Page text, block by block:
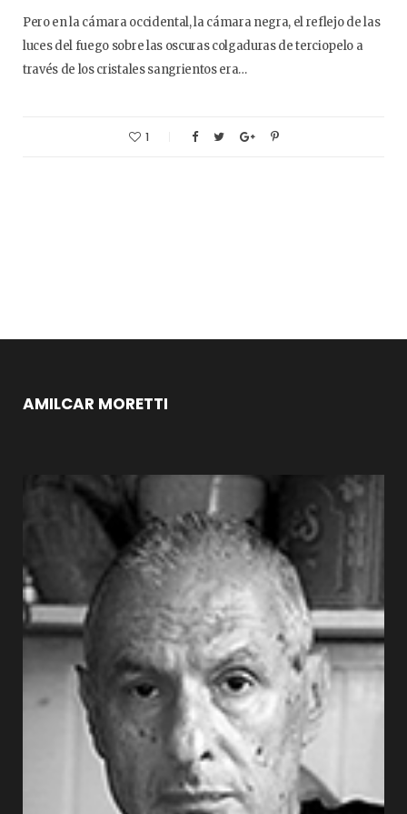
Pero en la cámara occidental, la cámara negra, el reflejo de las
luces del fuego sobre las oscuras colgaduras de terciopelo a
través de los cristales sangrientos era…
1
AMILCAR MORETTI